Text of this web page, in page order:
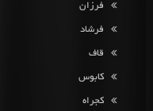
فرزان
فرشاد
قاف
کابوس
کجراه